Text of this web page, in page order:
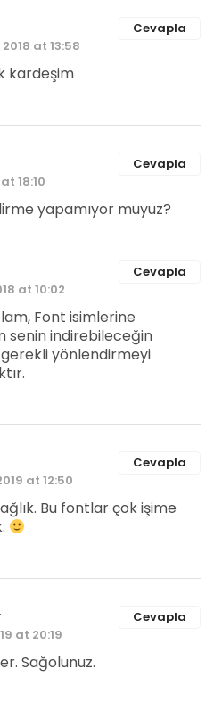
Cevapla
at 13:58
kardeşim
Cevapla
18:10
yapamıyor muyuz?
Cevapla
at 10:02
Font isimlerine
senin indirebileceğin
yönlendirmeyi
Cevapla
at 12:50
Bu fontlar çok işime
Cevapla
at 20:19
Sağolunuz.